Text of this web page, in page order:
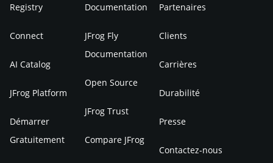
Registry
Connect
AI Catalog
JFrog Platform
Démarrer
Gratuitement
Documentation
JFrog Fly
Documentation
Open Source
JFrog Trust
Compare JFrog
Partenaires
Clients
Carrières
Durabilité
Presse
Contactez-nous